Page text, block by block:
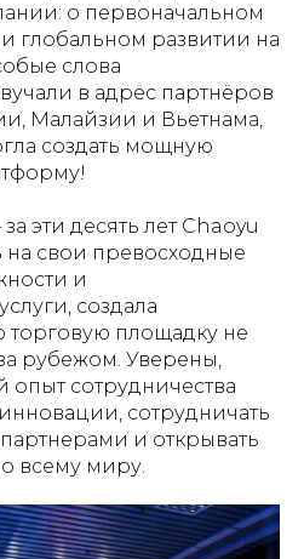
о первоначальном
глобальном развитии на
слова
в адрес партнёров
Малайзии и Вьетнама,
создать мощную
эти десять лет Chaoyu
свои превосходные
и
создала
торговую площадку не
рубежом. Уверены,
сотрудничества
сотрудничать
и открывать
всему миру.